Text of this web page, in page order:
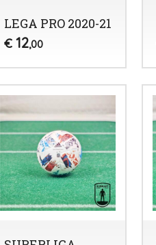
LEGA PRO 2020-21
€ 12,00